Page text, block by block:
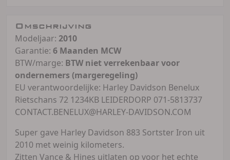
Omschrijving
Modeljaar: 2010
Garantie: 6 Maanden MCW
BTW/marge: BTW niet verrekenbaar voor
ondernemers (margeregeling)
EU verantwoordelijke: Harley Davidson Benelux
Rietschans 72 1234KB LEIDERDORP 071-5813737
CONTACT.BENELUX@HARLEY-DAVIDSON.COM
Super gave Harley Davidson 883 Sortster Iron uit
2010 met weinig kilometers.
Zitten Vance & Hines uitlaten op voor het echte